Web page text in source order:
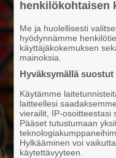
henkilökohtaisen
Me ja huolellisesti
hyödynnämme
käyttäjäkokemuksen
mainoksia.
Hyväksymällä
Käytämme
laitteellesi
vierailit, IP-osoitteestasi
Pääset tutustumaan
Hylkääminen voi
käytettävyyteen.